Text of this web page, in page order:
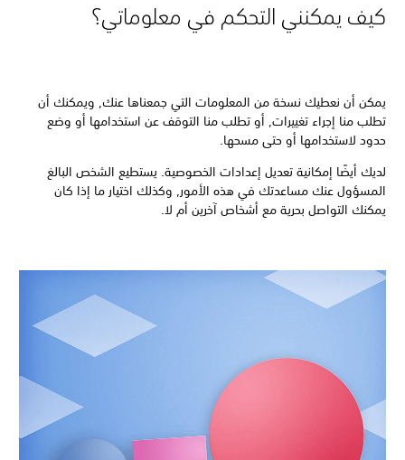
كيف يمكنني التحكم في معلوماتي؟
يمكن أن نعطيك نسخة من المعلومات التي جمعناها عنك, ويمكنك أن
تطلب منا إجراء تغييرات, أو تطلب منا التوقف عن استخدامها أو وضع
حدود لاستخدامها أو حتى مسحها.
لديك أيضًا إمكانية تعديل إعدادات الخصوصية. يستطيع الشخص البالغ
المسؤول عنك مساعدتك في هذه الأمور, وكذلك اختيار ما إذا كان
يمكنك التواصل بحرية مع أشخاص آخرين أم لا.